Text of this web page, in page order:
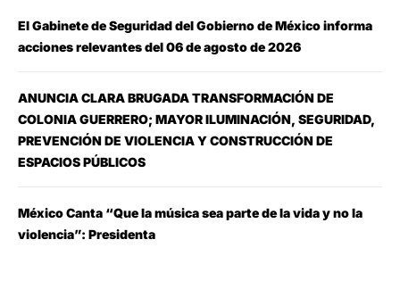
El Gabinete de Seguridad del Gobierno de México informa
acciones relevantes del 06 de agosto de 2026
ANUNCIA CLARA BRUGADA TRANSFORMACIÓN DE
COLONIA GUERRERO; MAYOR ILUMINACIÓN, SEGURIDAD,
PREVENCIÓN DE VIOLENCIA Y CONSTRUCCIÓN DE
ESPACIOS PÚBLICOS
México Canta “Que la música sea parte de la vida y no la
violencia”: Presidenta